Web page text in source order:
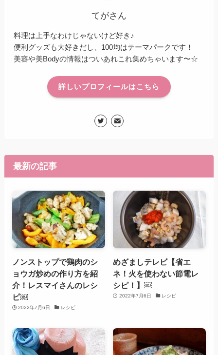
てがさん
料理は上手なわけじゃないけど好き♪
便利グッズも大好きだし、100均はテーマパークです！
美容や美Bodyの情報はついあれこれ集めちゃいます〜☆
詳しいプロフィールはこちら
最新の記事
ノンストップで鶏肉のシ
ョウガ炒めの作り方を紹
介！レスマイさんのレシ
ピ￼
2022年7月6日 レシピ
めざましテレビ【省エ
ネ！火を使わない節電レ
シピ！】￼
2022年7月6日 レシピ